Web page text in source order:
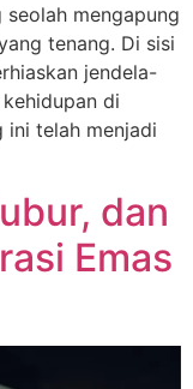
mengapung
tenang. Di sisi
jendela-
di
ini telah menjadi
dan
Emas